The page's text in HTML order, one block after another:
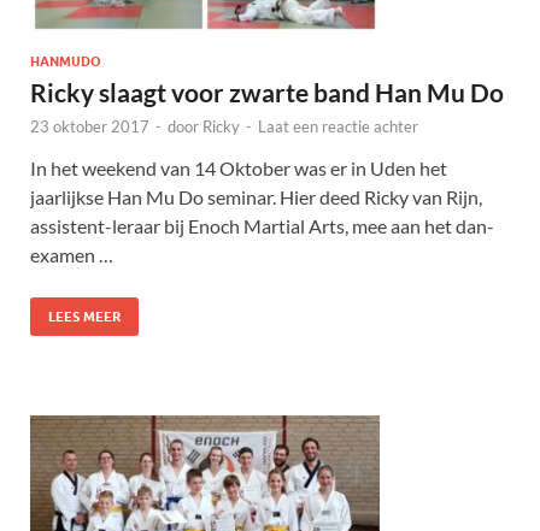
HANMUDO
Ricky slaagt voor zwarte band Han Mu Do
23 oktober 2017 - door Ricky - Laat een reactie achter
In het weekend van 14 Oktober was er in Uden het
jaarlijkse Han Mu Do seminar. Hier deed Ricky van Rijn,
assistent-leraar bij Enoch Martial Arts, mee aan het dan-
examen …
LEES MEER